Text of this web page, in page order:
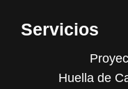
Servicios
Huella de